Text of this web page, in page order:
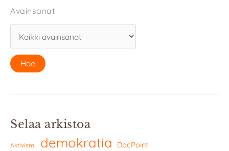
Avainsanat
Selaa arkistoa
Aktivismi demokratia DocPoint